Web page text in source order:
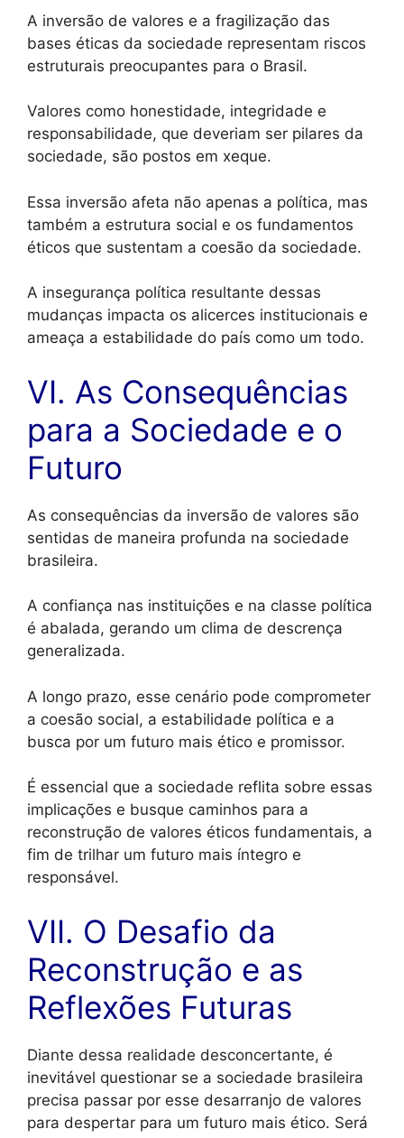
A inversão de valores e a fragilização das
bases éticas da sociedade representam riscos
estruturais preocupantes para o Brasil.
Valores como honestidade, integridade e
responsabilidade, que deveriam ser pilares da
sociedade, são postos em xeque.
Essa inversão afeta não apenas a política, mas
também a estrutura social e os fundamentos
éticos que sustentam a coesão da sociedade.
A insegurança política resultante dessas
mudanças impacta os alicerces institucionais e
ameaça a estabilidade do país como um todo.
VI. As Consequências
para a Sociedade e o
Futuro
As consequências da inversão de valores são
sentidas de maneira profunda na sociedade
brasileira.
A confiança nas instituições e na classe política
é abalada, gerando um clima de descrença
generalizada.
A longo prazo, esse cenário pode comprometer
a coesão social, a estabilidade política e a
busca por um futuro mais ético e promissor.
É essencial que a sociedade reflita sobre essas
implicações e busque caminhos para a
reconstrução de valores éticos fundamentais, a
fim de trilhar um futuro mais íntegro e
responsável.
VII. O Desafio da
Reconstrução e as
Reflexões Futuras
Diante dessa realidade desconcertante, é
inevitável questionar se a sociedade brasileira
precisa passar por esse desarranjo de valores
para despertar para um futuro mais ético. Será